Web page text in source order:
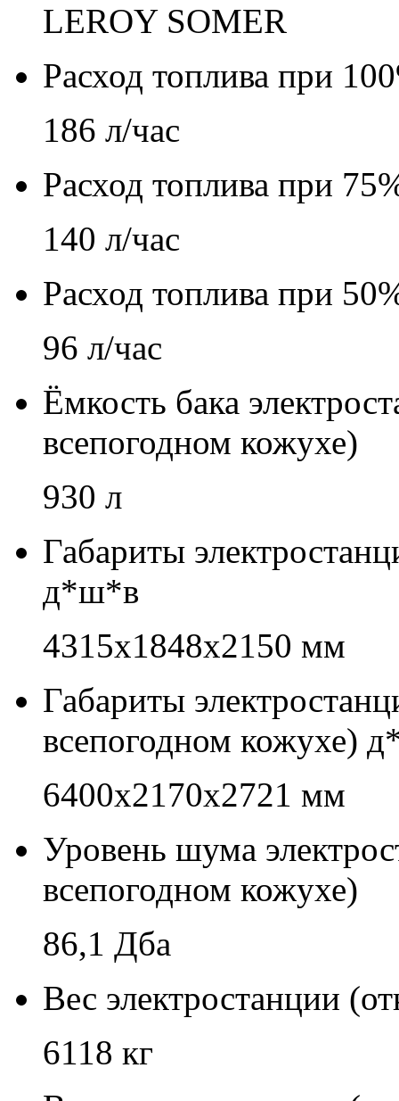
LEROY SOMER
Расход топлива при
186 л/час
Расход топлива при
140 л/час
Расход топлива при
96 л/час
Ёмкость бака
всепогодном кожухе)
930 л
Габариты
д*ш*в
4315х1848х2150 мм
Габариты
всепогодном кожухе)
6400х2170х2721 мм
Уровень шума
всепогодном кожухе)
86,1 Дба
Вес электростанции
6118 кг